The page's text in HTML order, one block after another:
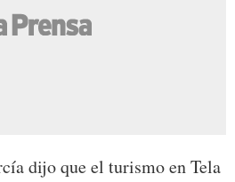
dijo que el turismo en Tela